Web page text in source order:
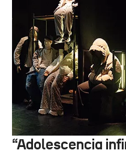
“Adolescencia